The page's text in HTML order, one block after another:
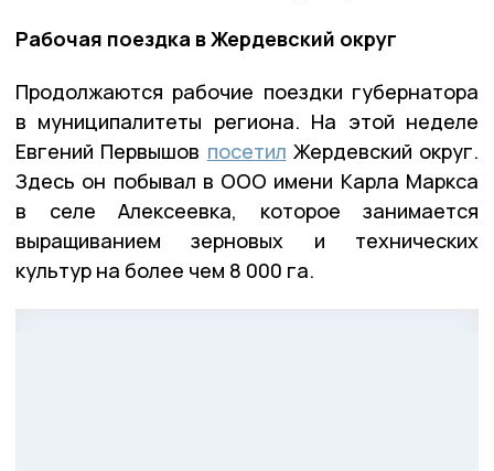
Рабочая поездка в Жердевский округ
Продолжаются рабочие поездки губернатора
в муниципалитеты региона. На этой неделе
Евгений Первышов посетил Жердевский округ.
Здесь он побывал в ООО имени Карла Маркса
в селе Алексеевка, которое занимается
выращиванием зерновых и технических
культур на более чем 8 000 га.